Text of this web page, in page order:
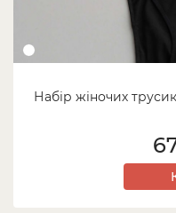
Набір жіночих